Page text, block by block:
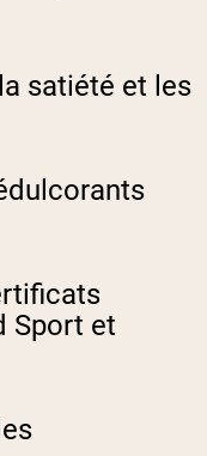
satiété et les
Sport et